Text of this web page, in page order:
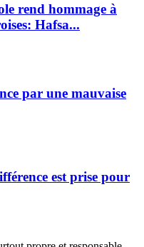
rend hommage à
Hafsa...
par une mauvaise
est prise pour